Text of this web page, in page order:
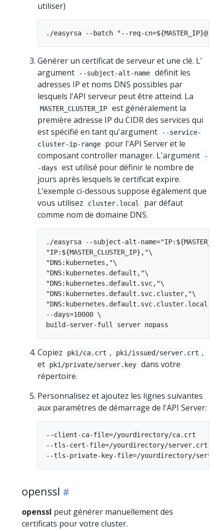
utiliser)
Générer un certificat de serveur et une clé. L'
argument
--subject-alt-name
définit les
adresses IP et noms DNS possibles par
lesquels l'API serveur peut être atteind. La
MASTER_CLUSTER_IP
est généralement la
première adresse IP du CIDR des services qui
est spécifié en tant qu'argument
--service-
cluster-ip-range
pour l'API Server et le
composant controller manager. L'argument
-
-days
est utilisé pour définir le nombre de
jours après lesquels le certificat expire.
L’exemple ci-dessous suppose également que
vous utilisez
cluster.local
par défaut
comme nom de domaine DNS.
./easyrsa --subject-alt-
"IP:${MASTER_CLUSTER_IP},"\
"DNS:kubernetes,"\
"DNS:kubernetes.default,"\
"DNS:kubernetes.default.svc,"\
"DNS:kubernetes.default.svc.cluster,"\
"DNS:kubernetes.default.svc.cluster.local" \
--days=10000 \
Copiez pki/ca.crt , pki/issued/server.crt ,
et
pki/private/server.key
dans votre
répertoire.
Personnalisez et ajoutez les lignes suivantes
aux paramètres de démarrage de l'API Server:
--client-ca-file=/yourdirectory/ca.crt
--tls-cert-file=/yourdirectory/server.crt
openssl
openssl peut générer manuellement des
certificats pour votre cluster.